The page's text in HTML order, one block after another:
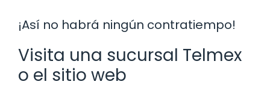
¡Así no habrá ningún contratiempo!
Visita una sucursal Telmex
o el sitio web